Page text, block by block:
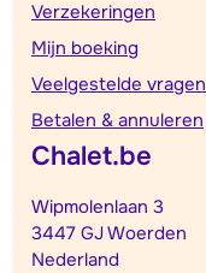
Verzekeringen
Mijn boeking
Veelgestelde vragen
Betalen & annuleren
Chalet.be
Wipmolenlaan 3
3447 GJ Woerden
Nederland